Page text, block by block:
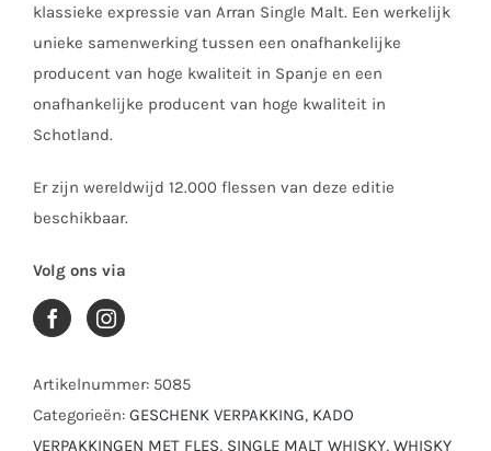
klassieke expressie van Arran Single Malt. Een werkelijk
unieke samenwerking tussen een onafhankelijke
producent van hoge kwaliteit in Spanje en een
onafhankelijke producent van hoge kwaliteit in
Schotland.
Er zijn wereldwijd 12.000 flessen van deze editie
beschikbaar.
Volg ons via
Artikelnummer: 5085
Categorieën: GESCHENK VERPAKKING, KADO
VERPAKKINGEN MET FLES, SINGLE MALT WHISKY, WHISKY